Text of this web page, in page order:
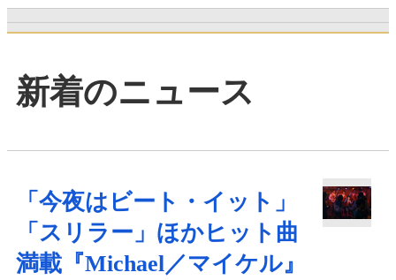
新着のニュース
「今夜はビート・イット」
「スリラー」ほかヒット曲
満載『Michael／マイケル』